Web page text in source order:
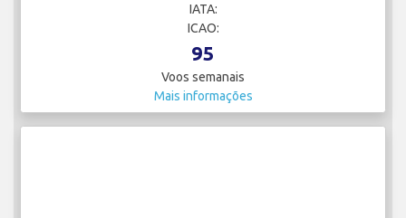
IATA:
ICAO:
95
Voos semanais
Mais informações